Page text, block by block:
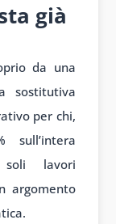
già
da una
sostitutiva
per chi,
lavori
argomento